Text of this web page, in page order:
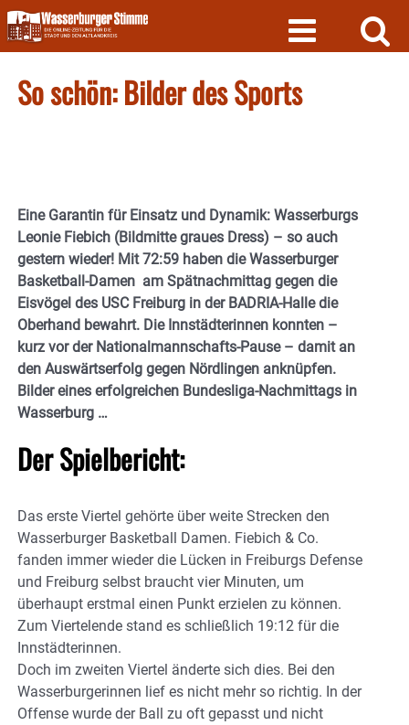
Skip
to
content
So schön: Bilder des Sports
Eine Garantin für Einsatz und Dynamik: Wasserburgs
Leonie Fiebich (Bildmitte graues Dress) – so auch
gestern wieder! Mit 72:59 haben die Wasserburger
Basketball-Damen am Spätnachmittag gegen die
Eisvögel des USC Freiburg in der BADRIA-Halle die
Oberhand bewahrt. Die Innstädterinnen konnten –
kurz vor der Nationalmannschafts-Pause – damit an
den Auswärtserfolg gegen Nördlingen anknüpfen.
Bilder eines erfolgreichen Bundesliga-Nachmittags in
Wasserburg …
Der Spielbericht:
Das erste Viertel gehörte über weite Strecken den
Wasserburger Basketball Damen. Fiebich & Co.
fanden immer wieder die Lücken in Freiburgs Defense
und Freiburg selbst braucht vier Minuten, um
überhaupt erstmal einen Punkt erzielen zu können.
Zum Viertelende stand es schließlich 19:12 für die
Innstädterinnen.
Doch im zweiten Viertel änderte sich dies. Bei den
Wasserburgerinnen lief es nicht mehr so richtig. In der
Offense wurde der Ball zu oft gepasst und nicht